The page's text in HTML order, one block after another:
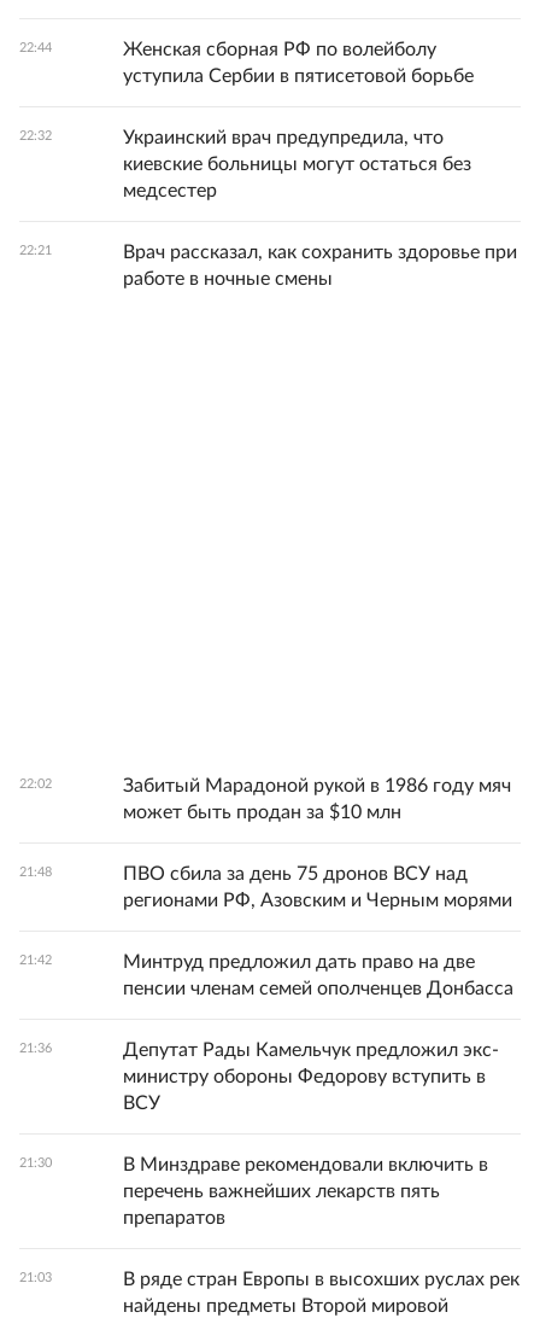
22:44
Женская сборная РФ по волейболу
уступила Сербии в пятисетовой борьбе
22:32
Украинский врач предупредила, что
киевские больницы могут остаться без
медсестер
22:21
Врач рассказал, как сохранить здоровье при
работе в ночные смены
22:02
Забитый Марадоной рукой в 1986 году мяч
может быть продан за $10 млн
21:48
ПВО сбила за день 75 дронов ВСУ над
регионами РФ, Азовским и Черным морями
21:42
Минтруд предложил дать право на две
пенсии членам семей ополченцев Донбасса
21:36
Депутат Рады Камельчук предложил экс-
министру обороны Федорову вступить в
ВСУ
21:30
В Минздраве рекомендовали включить в
перечень важнейших лекарств пять
препаратов
21:03
В ряде стран Европы в высохших руслах рек
найдены предметы Второй мировой